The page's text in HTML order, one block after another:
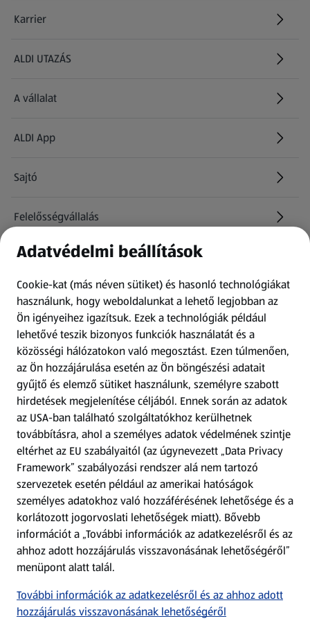
Karrier
(új oldalon nyílik meg)
ALDI UTAZÁS
(új oldalon nyílik meg)
A vállalat
ALDI App
Sajtó
Felelősségvállalás
Információk
Kérdőív
Fizetési lehetőségek
ALDI utalványok
Árcsökkentés
Adattörlő alkalmazás
Szervizpont
(új oldalon nyílik meg)
Fedezz fel minket az interneten!
Töltsd le az ALDI Magyarország applikációt!
Adatvédelmi beállítások
Cookie-kat (más néven sütiket) és hasonló technológiákat
használunk, hogy weboldalunkat a lehető legjobban az
Ön igényeihez igazítsuk. Ezek a technológiák például
lehetővé teszik bizonyos funkciók használatát és a
közösségi hálózatokon való megosztást. Ezen túlmenően,
az Ön hozzájárulása esetén az Ön böngészési adatait
gyűjtő és elemző sütiket használunk, személyre szabott
hirdetések megjelenítése céljából. Ennek során az adatok
az USA-ban található szolgáltatókhoz kerülhetnek
továbbításra, ahol a személyes adatok védelmének szintje
eltérhet az EU szabályaitól (az úgynevezett „Data Privacy
Framework” szabályozási rendszer alá nem tartozó
szervezetek esetén például az amerikai hatóságok
személyes adatokhoz való hozzáférésének lehetősége és a
korlátozott jogorvoslati lehetőségek miatt). Bővebb
információt a „További információk az adatkezelésről és az
ahhoz adott hozzájárulás visszavonásának lehetőségéről”
menüpont alatt talál.
További információk az adatkezelésről és az ahhoz adott
hozzájárulás visszavonásának lehetőségéről